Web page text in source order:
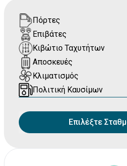
Πόρτες
Επιβάτες
Κιβώτιο Ταχυτήτων
Αποσκευές
Κλιματισμός
Πολιτική Καυσίμων
Επιλέξτε